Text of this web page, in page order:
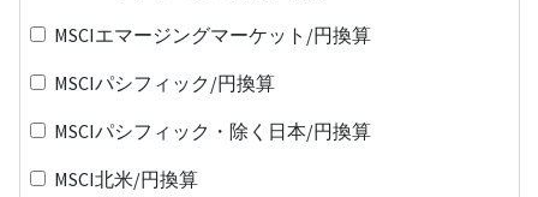
MSCIエマージングマーケット/円換算
MSCIパシフィック/円換算
MSCIパシフィック・除く日本/円換算
MSCI北米/円換算